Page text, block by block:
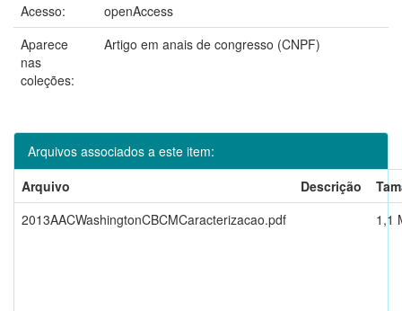
Acesso:
openAccess
Aparece
nas
coleções:
Artigo em anais de congresso (CNPF)
Arquivos associados a este item:
Arquivo
Descrição
2013AACWashingtonCBCMCaracterizacao.pdf
1,1